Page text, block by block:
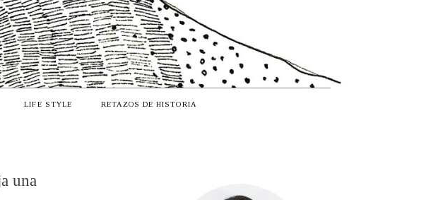
LIFE STYLE RETAZOS DE HISTORIA
una